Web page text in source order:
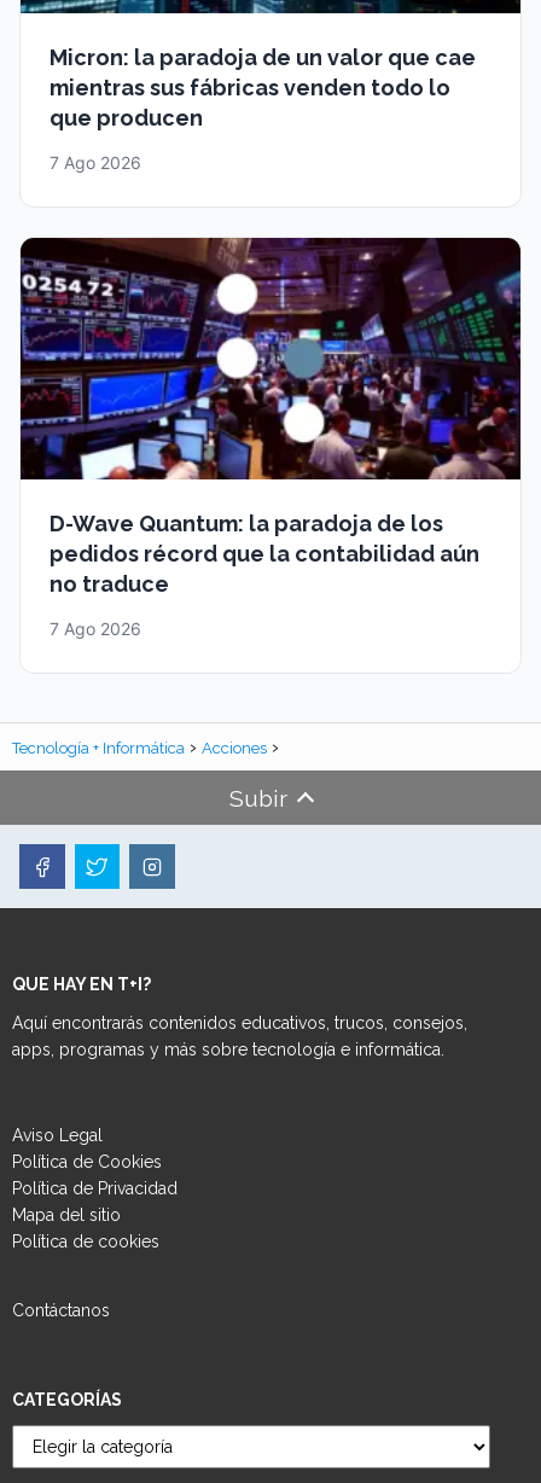
Micron: la paradoja de un valor que cae
mientras sus fábricas venden todo lo
que producen
7 Ago 2026
D-Wave Quantum: la paradoja de los
pedidos récord que la contabilidad aún
no traduce
7 Ago 2026
Tecnología + Informática Acciones
Subir
QUE HAY EN T+I?
Aquí encontrarás contenidos educativos, trucos, consejos,
apps, programas y más sobre tecnología e informática.
Aviso Legal
Política de Cookies
Política de Privacidad
Mapa del sitio
Política de cookies
Contáctanos
CATEGORÍAS